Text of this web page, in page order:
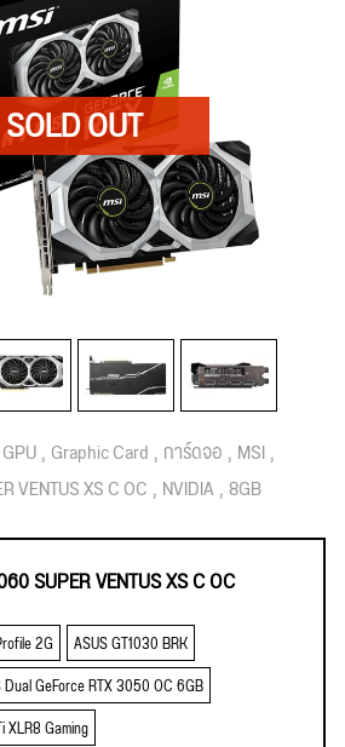
GPU Graphic Card การ์ดจอ MSI
VENTUS XS C OC NVIDIA 8GB
SUPER VENTUS XS C OC
2G
ASUS GT1030 BRK
Dual GeForce RTX 3050 OC 6GB
XLR8 Gaming